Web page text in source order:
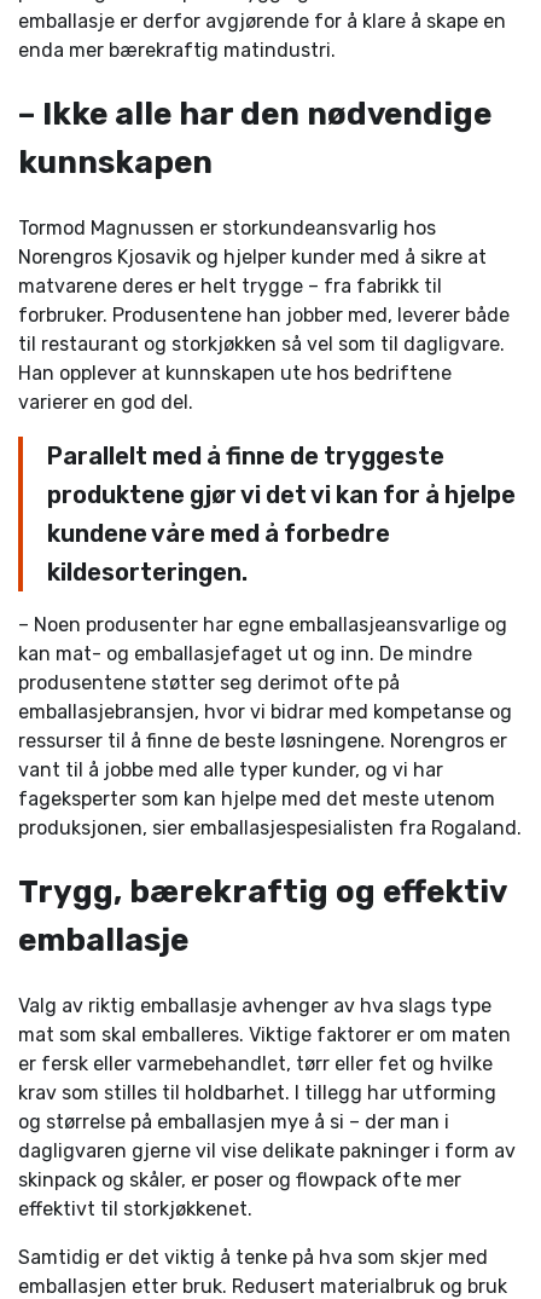
emballasje er derfor avgjørende for å klare å skape en
enda mer bærekraftig matindustri.
– Ikke alle har den nødvendige
kunnskapen
Tormod Magnussen er storkundeansvarlig hos
Norengros Kjosavik og hjelper kunder med å sikre at
matvarene deres er helt trygge – fra fabrikk til
forbruker. Produsentene han jobber med, leverer både
til restaurant og storkjøkken så vel som til dagligvare.
Han opplever at kunnskapen ute hos bedriftene
varierer en god del.
Parallelt med å finne de tryggeste
produktene gjør vi det vi kan for å hjelpe
kundene våre med å forbedre
kildesorteringen.
– Noen produsenter har egne emballasjeansvarlige og
kan mat- og emballasjefaget ut og inn. De mindre
produsentene støtter seg derimot ofte på
emballasjebransjen, hvor vi bidrar med kompetanse og
ressurser til å finne de beste løsningene. Norengros er
vant til å jobbe med alle typer kunder, og vi har
fageksperter som kan hjelpe med det meste utenom
produksjonen, sier emballasjespesialisten fra Rogaland.
Trygg, bærekraftig og effektiv
emballasje
Valg av riktig emballasje avhenger av hva slags type
mat som skal emballeres. Viktige faktorer er om maten
er fersk eller varmebehandlet, tørr eller fet og hvilke
krav som stilles til holdbarhet. I tillegg har utforming
og størrelse på emballasjen mye å si – der man i
dagligvaren gjerne vil vise delikate pakninger i form av
skinpack og skåler, er poser og flowpack ofte mer
effektivt til storkjøkkenet.
Samtidig er det viktig å tenke på hva som skjer med
emballasjen etter bruk. Redusert materialbruk og bruk